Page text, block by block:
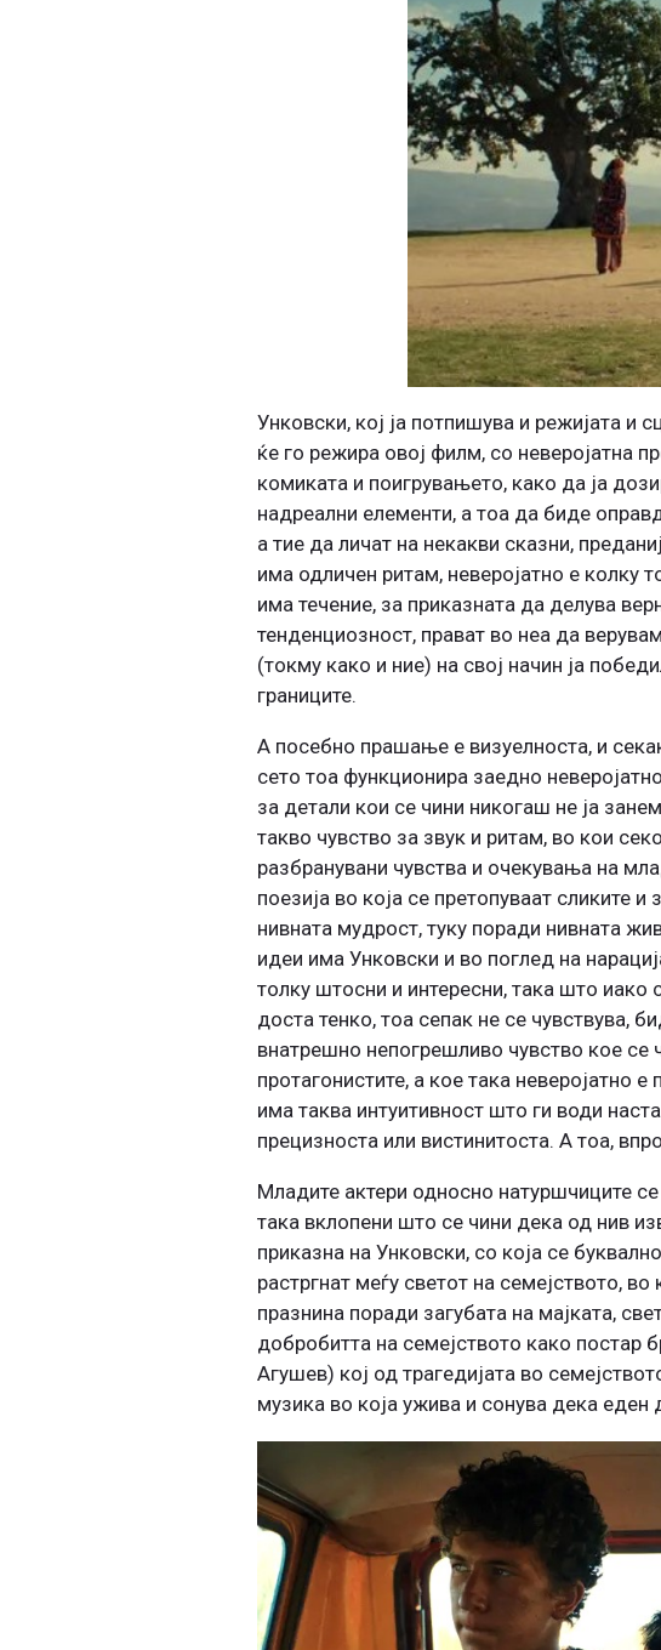
Унковски, кој ја потпишува и режијата и
ќе го режира овој филм, со неверојатна
комиката и поигрувањето, како да ја
надреални елементи, а тоа да биде
а тие да личат на некакви сказни,
има одличен ритам, неверојатно е колку
има течение, за приказната да делува
тенденциозност, прават во неа да
(токму како и ние) на свој начин ја
границите.
А посебно прашање е визуелноста, и
сето тоа функционира заедно
за детали кои се чини никогаш не ја
такво чувство за звук и ритам, во кои
разбранувани чувства и очекувања на
поезија во која се претопуваат сликите и
нивната мудрост, туку поради нивната
идеи има Унковски и во поглед на
толку штосни и интересни, така што иако
доста тенко, тоа сепак не се чувствува,
внатрешно непогрешливо чувство кое се
протагонистите, а кое така неверојатно
има таква интуитивност што ги води
прецизноста или вистинитоста. А тоа,
Младите актери односно натуршчиците
така вклопени што се чини дека од нив
приказна на Унковски, со која се
растргнат меѓу светот на семејството,
празнина поради загубата на мајката,
добробитта на семејството како постар
Агушев) кој од трагедијата во
музика во која ужива и сонува дека еден